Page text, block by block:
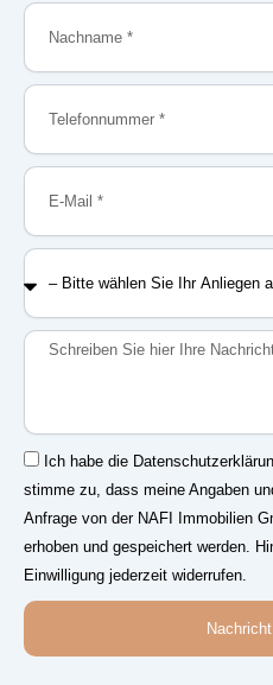
Nachname
Telefonnummer
E-
Mail
–
Bitte
Sie
Ihr
Nachricht
Einwilligung
Ich habe die
stimme zu, dass meine Angaben
Anfrage von der NAFI Immobilien
erhoben und gespeichert werden.
Einwilligung jederzeit widerrufen.